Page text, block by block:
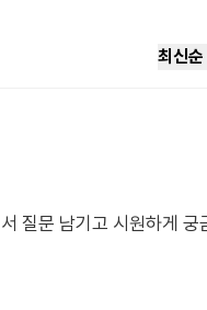
최신순
질문 남기고 시원하게 궁